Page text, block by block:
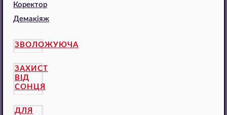
Коректор
Демакіяж
ЗВОЛОЖУЮЧА
ЗАХИСТ
ВІД
СОНЦЯ
ДЛЯ